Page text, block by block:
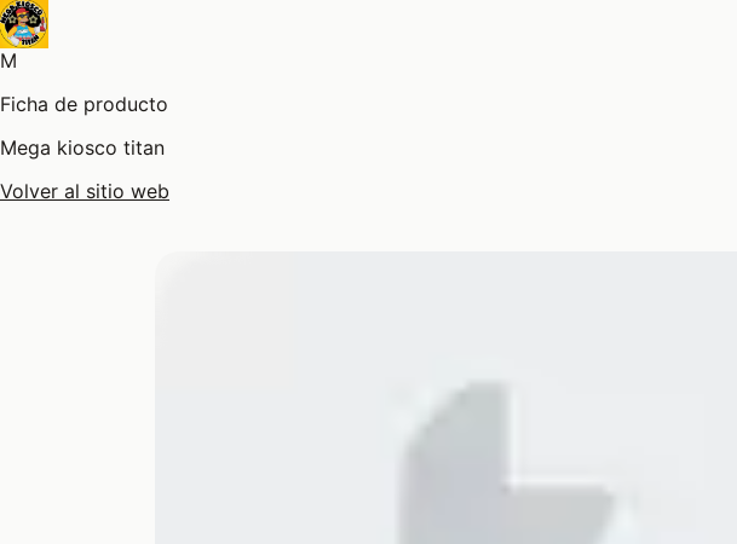
M
Ficha de producto
Mega kiosco titan
Volver al sitio web